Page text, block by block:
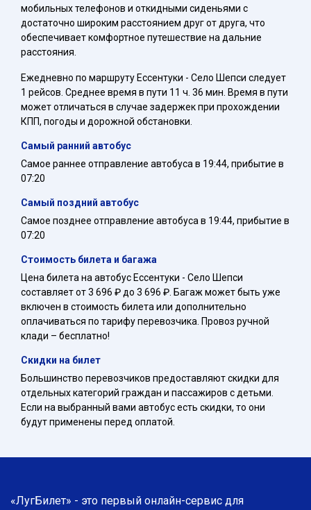
мобильных телефонов и откидными сиденьями с
достаточно широким расстоянием друг от друга, что
обеспечивает комфортное путешествие на дальние
расстояния.
Ежедневно по маршруту Ессентуки - Село Шепси следует
1 рейсов. Среднее время в пути 11 ч. 36 мин. Время в пути
может отличаться в случае задержек при прохождении
КПП, погоды и дорожной обстановки.
Самый ранний автобус
Самое раннее отправление автобуса в 19:44, прибытие в
07:20
Самый поздний автобус
Самое позднее отправление автобуса в 19:44, прибытие в
07:20
Стоимость билета и багажа
Цена билета на автобус Ессентуки - Село Шепси
составляет от 3 696 ₽ до 3 696 ₽. Багаж может быть уже
включен в стоимость билета или дополнительно
оплачиваться по тарифу перевозчика. Провоз ручной
клади – бесплатно!
Скидки на билет
Большинство перевозчиков предоставляют скидки для
отдельных категорий граждан и пассажиров с детьми.
Если на выбранный вами автобус есть скидки, то они
будут применены перед оплатой.
«ЛугБилет» - это первый онлайн-сервис для